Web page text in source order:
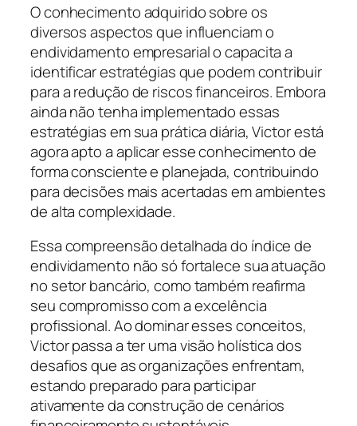
O conhecimento adquirido sobre os
diversos aspectos que influenciam o
endividamento empresarial o capacita a
identificar estratégias que podem contribuir
para a redução de riscos financeiros. Embora
ainda não tenha implementado essas
estratégias em sua prática diária, Victor está
agora apto a aplicar esse conhecimento de
forma consciente e planejada, contribuindo
para decisões mais acertadas em ambientes
de alta complexidade.
Essa compreensão detalhada do índice de
endividamento não só fortalece sua atuação
no setor bancário, como também reafirma
seu compromisso com a excelência
profissional. Ao dominar esses conceitos,
Victor passa a ter uma visão holística dos
desafios que as organizações enfrentam,
estando preparado para participar
ativamente da construção de cenários